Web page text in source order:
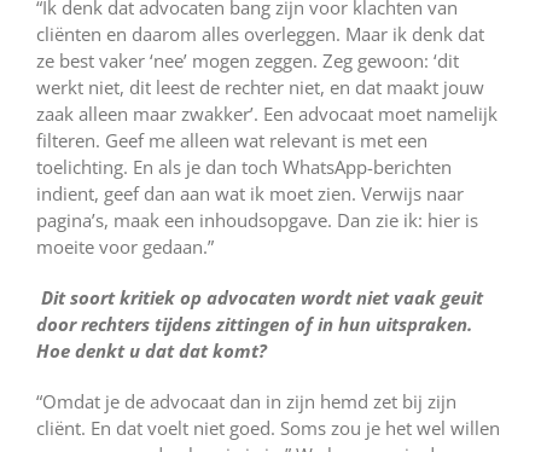
“Ik denk dat advocaten bang zijn voor klachten van
cliënten en daarom alles overleggen. Maar ik denk dat
ze best vaker ‘nee’ mogen zeggen. Zeg gewoon: ‘dit
werkt niet, dit leest de rechter niet, en dat maakt jouw
zaak alleen maar zwakker’. Een advocaat moet namelijk
filteren. Geef me alleen wat relevant is met een
toelichting. En als je dan toch WhatsApp-berichten
indient, geef dan aan wat ik moet zien. Verwijs naar
pagina’s, maak een inhoudsopgave. Dan zie ik: hier is
moeite voor gedaan.”
Dit soort kritiek op advocaten wordt niet vaak geuit
door rechters tijdens zittingen of in hun uitspraken.
Hoe denkt u dat dat komt?
“Omdat je de advocaat dan in zijn hemd zet bij zijn
cliënt. En dat voelt niet goed. Soms zou je het wel willen